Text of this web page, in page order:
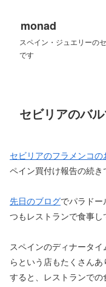
monad
スペイン・ジュエリーの
です
セビリアのバ
セビリアのフラメンコの
ペイン買付け報告の続き
先日のブログでパラドー
つもレストランで食事し
スペインのディナータ
らという店もたくさん
すると、レストランで